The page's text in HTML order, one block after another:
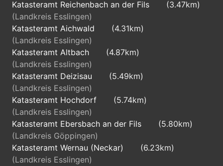
Katasteramt Reichenbach an der Fils
(3.47km)
(Landkreis Esslingen)
Katasteramt Aichwald
(4.31km)
(Landkreis Esslingen)
Katasteramt Altbach
(4.87km)
(Landkreis Esslingen)
Katasteramt Deizisau
(5.49km)
(Landkreis Esslingen)
Katasteramt Hochdorf
(5.74km)
(Landkreis Esslingen)
Katasteramt Ebersbach an der Fils
(5.80km)
(Landkreis Göppingen)
Katasteramt Wernau (Neckar)
(6.23km)
(Landkreis Esslingen)